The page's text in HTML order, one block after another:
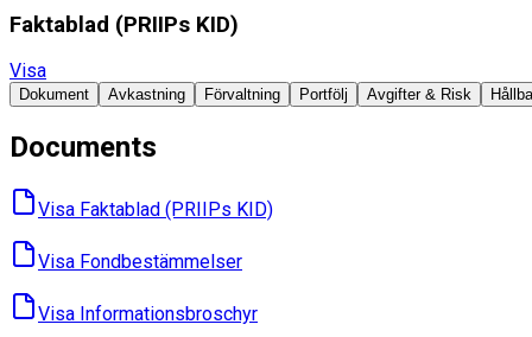
Faktablad ​(PRIIPs KID)
Visa
Dokument Avkastning Förvaltning Portfölj Avgifter & Risk
Documents
Visa Faktablad ​(PRIIPs KID)
Visa Fondbes­tämmelser
Visa Informations­broschyr